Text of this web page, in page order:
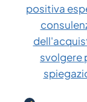
positiva
svolgere